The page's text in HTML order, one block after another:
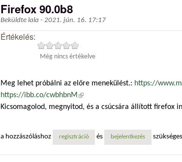
Firefox 90.0b8
Beküldte lala - 2021. jún. 16. 17:17
Értékelés:
Még nincs értékelve
Meg lehet próbálni az előre menekülést.: https://
https://ibb.co/cwbhbnM (külső hivatkozás)
Kicsomagolod, megnyitod, és a csúcsára állított firefox
a hozzászóláshoz regisztráció és bejelentkezés szükséges